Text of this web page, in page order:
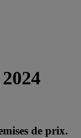
de prix.